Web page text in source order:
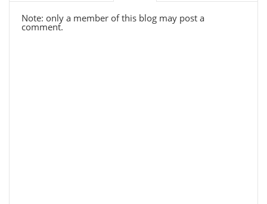
Note: only a member of this blog may post a
comment.